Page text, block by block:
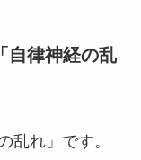
自律神経の乱
乱れ」です。